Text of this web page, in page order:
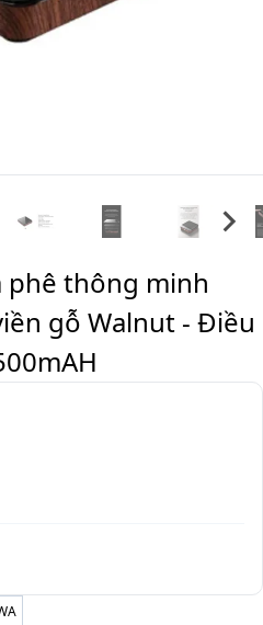
phê thông minh
gỗ Walnut - Điều